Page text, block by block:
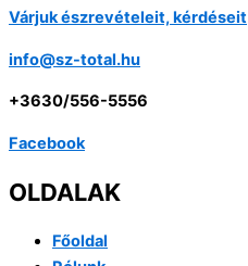
Várjuk észrevételeit, kérdéseit
info@sz-total.hu
+3630/556-5556
Facebook
OLDALAK
Főoldal